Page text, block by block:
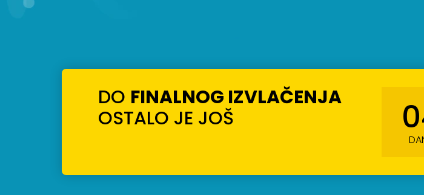
DO FINALNOG IZVLAČENJA
OSTALO JE JOŠ